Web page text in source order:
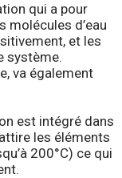
qui a pour
d’eau
et les
système.
va également
est intégré dans
les éléments
200°C) ce qui